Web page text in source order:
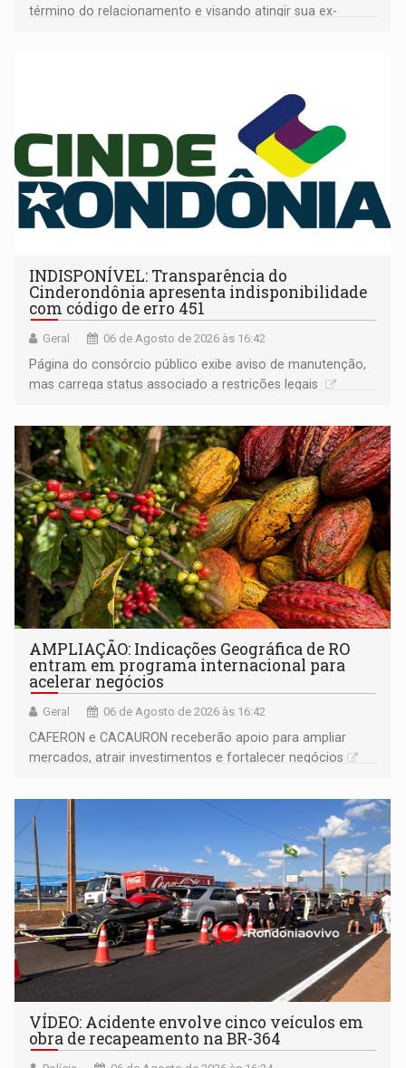
término do relacionamento e visando atingir sua ex-
INDISPONÍVEL: Transparência do
Cinderondônia apresenta indisponibilidade
com código de erro 451
Geral 06 de Agosto de 2026 às 16:42
Página do consórcio público exibe aviso de manutenção,
mas carrega status associado a restrições legais
AMPLIAÇÃO: Indicações Geográfica de RO
entram em programa internacional para
acelerar negócios
Geral 06 de Agosto de 2026 às 16:42
CAFERON e CACAURON receberão apoio para ampliar
mercados, atrair investimentos e fortalecer negócios
VÍDEO: Acidente envolve cinco veículos em
obra de recapeamento na BR-364